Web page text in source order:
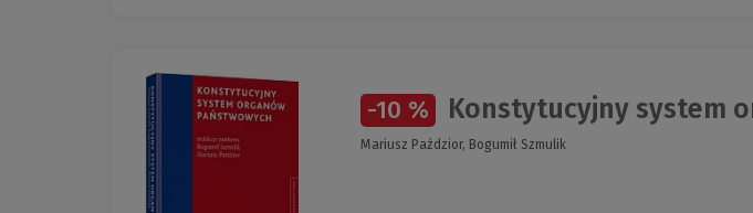
-10 % Konstytucyjny system
Mariusz Paździor, Bogumił Szmulik